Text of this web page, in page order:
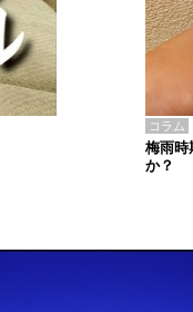
コラム
梅雨時
か？